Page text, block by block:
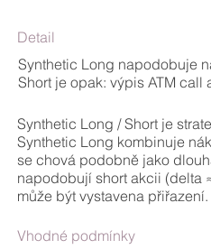
Detail
Synthetic Long napodobuje
Short je opak: výpis ATM
Synthetic Long / Short je
Synthetic Long kombinuje
se chová podobně jako
napodobují short akcii (delta
může být vystavena
Vhodné podmínky